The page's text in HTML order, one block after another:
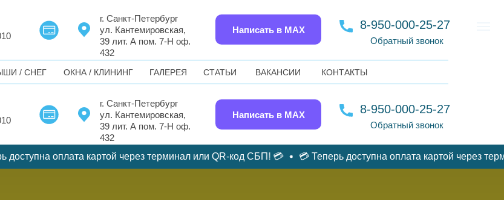
Обратный звонок
8-950-000-25-27
Написать в MAX
г. Санкт-Петербург
ул. Кантемировская,
39 лит. А пом. 7-Н оф.
432
/ СНЕГ ОКНА / КЛИНИНГ ГАЛЕРЕЯ СТАТЬИ ВАКАНСИИ КОНТАКТЫ
Обратный звонок
8-950-000-25-27
Написать в MAX
г. Санкт-Петербург
ул. Кантемировская,
39 лит. А пом. 7-Н оф.
432
оплата картой через терминал или QR-код СБП! 💳 💳 Теперь доступна оплата картой через